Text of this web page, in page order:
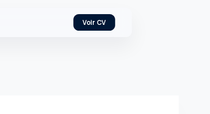
Voir CV